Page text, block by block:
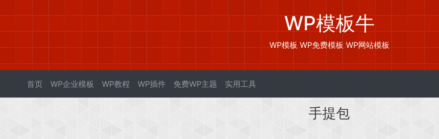
WP模板牛
WP模板 WP免费模板 WP网站模板
首页 WP企业模板 WP教程 WP插件 免费WP主题 实用工具
手提包